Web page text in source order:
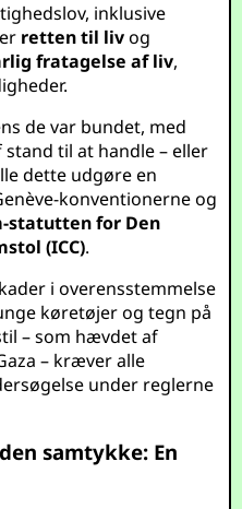
inklusive
retten til livog
fratagelse af liv,
de var bundet, med
til at handle – eller
dette udgøre en
konventionerne og
statutten for Den
(ICC).
i overensstemmelse
køretøjer og tegn på
– som hævdet af
– kræver alle
under reglerne
samtykke: En